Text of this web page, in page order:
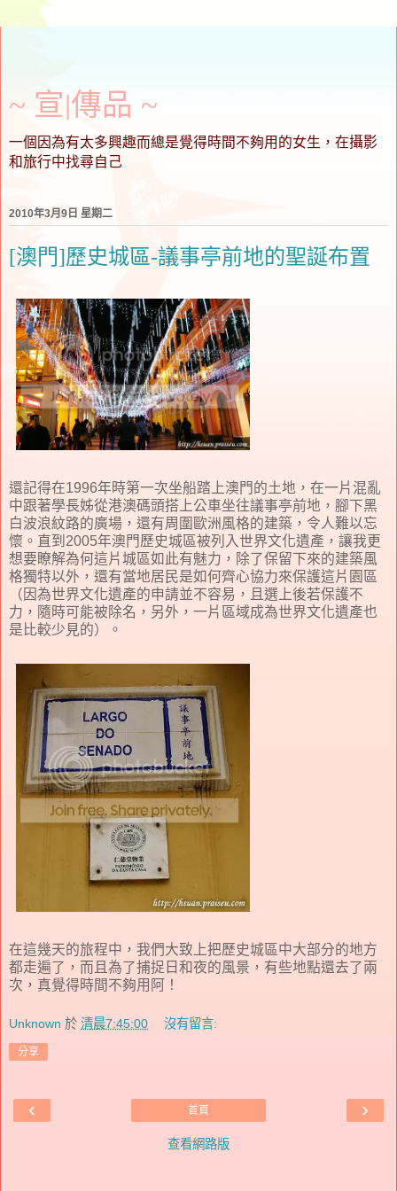
~ 宣∣傳品 ~
一個因為有太多興趣而總是覺得時間不夠用的女生，在攝影
和旅行中找尋自己
2010年3月9日 星期二
[澳門]歷史城區-議事亭前地的聖誕布置
還記得在1996年時第一次坐船踏上澳門的土地，在一片混亂
中跟著學長姊從港澳碼頭搭上公車坐往議事亭前地，腳下黑
白波浪紋路的廣場，還有周圍歐洲風格的建築，令人難以忘
懷。直到2005年澳門歷史城區被列入世界文化遺產，讓我更
想要瞭解為何這片城區如此有魅力，除了保留下來的建築風
格獨特以外，還有當地居民是如何齊心協力來保護這片園區
（因為世界文化遺產的申請並不容易，且選上後若保護不
力，隨時可能被除名，另外，一片區域成為世界文化遺產也
是比較少見的）。
在這幾天的旅程中，我們大致上把歷史城區中大部分的地方
都走遍了，而且為了捕捉日和夜的風景，有些地點還去了兩
次，真覺得時間不夠用阿！
Unknown 於 清晨7:45:00 沒有留言:
分享
‹ ›
首頁
查看網路版